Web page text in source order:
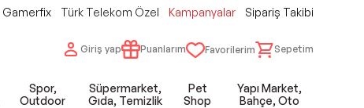
Gamerfix Türk Telekom Özel Kampanyalar Sipariş Takibi
Giriş yap Puanlarım Favorilerim Sepetim
Spor,
Outdoor
Süpermarket,
Gıda, Temizlik
Pet
Shop
Yapı Market,
Bahçe, Oto